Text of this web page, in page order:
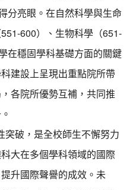
分亮眼。在自然科學與生命
600）、生物科學（651-
在穩固學科基礎方面的關鍵
建設上呈現出重點院所帶
各院所優勢互補，共同推
突破，是全校師生不懈努力
大在多個學科領域的國際
升國際聲譽的成效。未